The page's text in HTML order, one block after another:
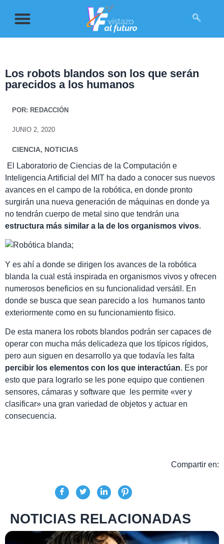
Los robots blandos son los que serán
parecidos a los humanos
POR: REDACCIÓN
JUNIO 2, 2020
CIENCIA, NOTICIAS
El Laboratorio de Ciencias de la Computación e
Inteligencia Artificial del MIT ha dado a conocer sus nuevos
avances en el campo de la robótica, en donde pronto
surgirán una nueva generación de máquinas en donde ya
no tendrán cuerpo de metal sino que tendrán una
estructura más similar a la de los organismos vivos.
Y es ahí a donde se dirigen los avances de la robótica
blanda la cual está inspirada en organismos vivos y ofrecen
numerosos beneficios en su funcionalidad versátil. En
donde se busca que sean parecido a los humanos tanto
exteriormente como en su funcionamiento físico.
De esta manera los robots blandos podrán ser capaces de
operar con mucha más delicadeza que los típicos rígidos,
pero aun siguen en desarrollo ya que todavía les falta
percibir los elementos con los que interactúan. Es por
esto que para lograrlo se les pone equipo que contienen
sensores, cámaras y software que les permite «ver y
clasificar» una gran variedad de objetos y actuar en
consecuencia.
Compartir en:
NOTICIAS RELACIONADAS